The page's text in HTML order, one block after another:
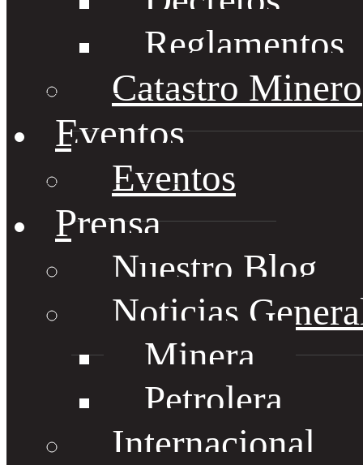
Reglamentos
Catastro Minero
Eventos
Eventos
Prensa
Nuestro Blog
Noticias
Minera
Petrolera
Internacional